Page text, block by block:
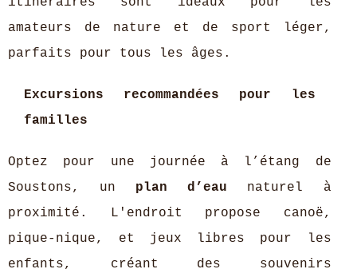
amateurs de nature et de sport léger,
parfaits pour tous les âges.
Excursions recommandées pour les
familles
Optez pour une journée à l’étang de
Soustons, un plan d’eau naturel à
proximité. L'endroit propose canoë,
pique-nique, et jeux libres pour les
enfants, créant des souvenirs